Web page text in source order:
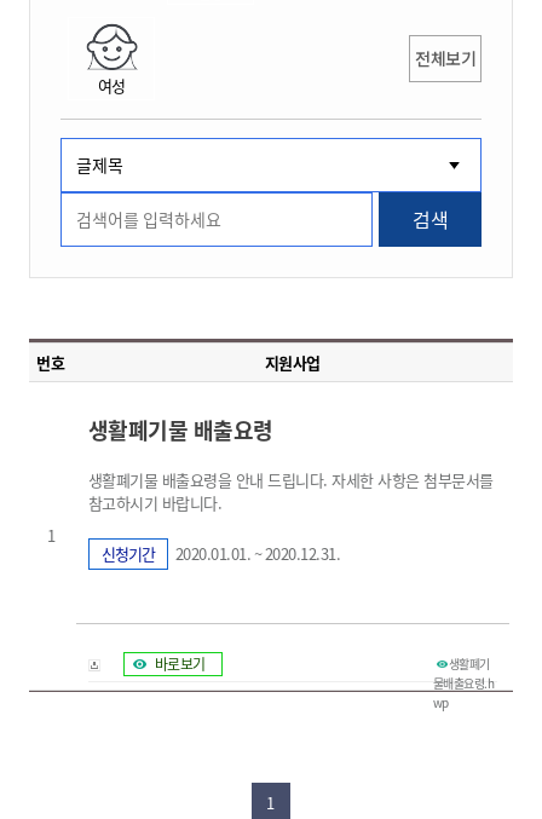
여성
전체보기
검색
번호 지원사업
1
생활폐기물 배출요령
생활폐기물 배출요령을 안내 드립니다. 자세한 사항은 첨부문서를
참고하시기 바랍니다.
신청기간 2020.01.01. ~ 2020.12.31.
생활폐기
물배출요령.h
wp
바로보기
1